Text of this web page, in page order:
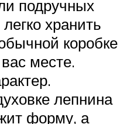
подручных
хранить
коробке
месте.
лепнина
форму, а